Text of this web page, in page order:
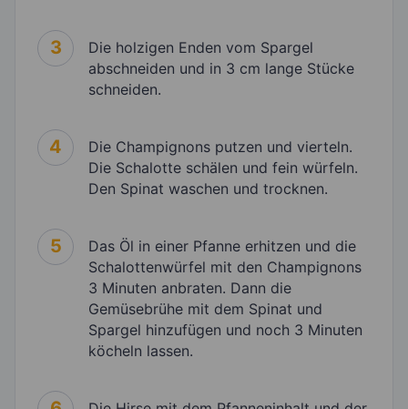
3
Die holzigen Enden vom Spargel
abschneiden und in 3 cm lange Stücke
schneiden.
4
Die Champignons putzen und vierteln.
Die Schalotte schälen und fein würfeln.
Den Spinat waschen und trocknen.
5
Das Öl in einer Pfanne erhitzen und die
Schalottenwürfel mit den Champignons
3 Minuten anbraten. Dann die
Gemüsebrühe mit dem Spinat und
Spargel hinzufügen und noch 3 Minuten
köcheln lassen.